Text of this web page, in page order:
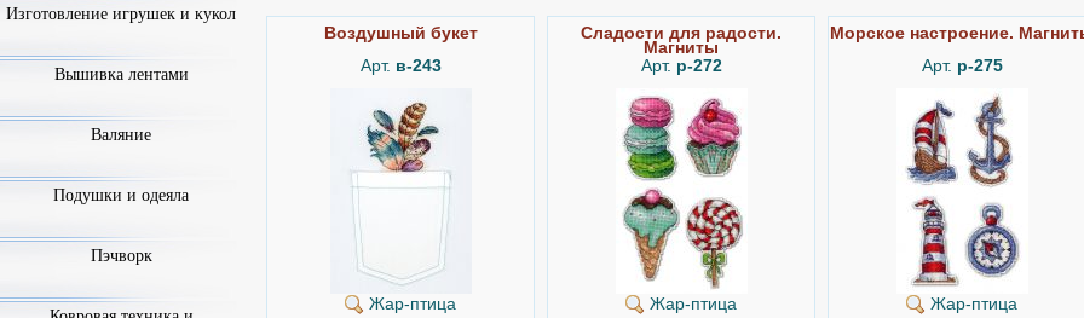
Воздушный букет
Арт. в-243
Жар-птица
Сладости для радости.
Магниты
Арт. р-272
Жар-птица
Морское настроение.
Арт. р-275
Жар-птица
Изготовление игрушек и кукол
Вышивка лентами
Валяние
Подушки и одеяла
Пэчворк